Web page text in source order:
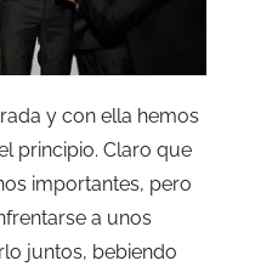
y con ella hemos
principio. Claro que
importantes, pero
a unos
juntos, bebiendo